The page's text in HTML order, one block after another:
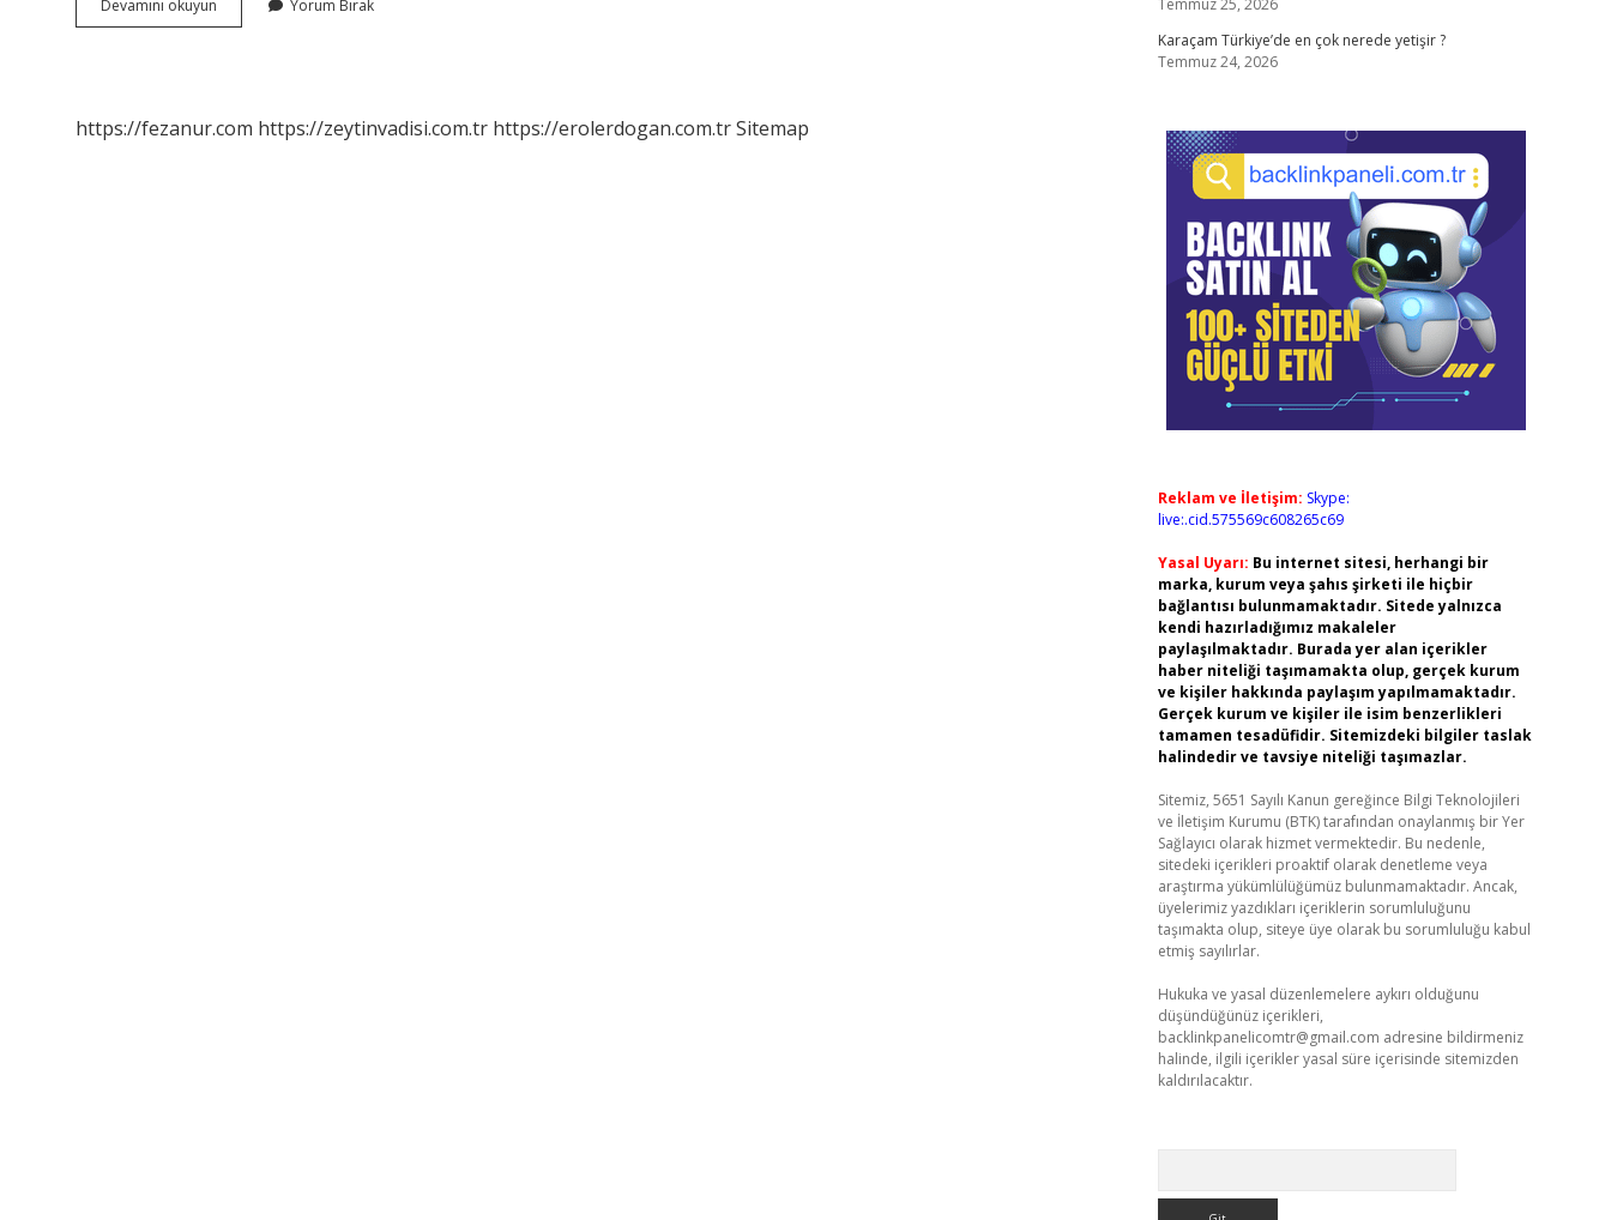
Devamını okuyun Cumhuriyetçilik
Ilkesinin
Yorum Bırak
https://fezanur.com https://zeytinvadisi.com.tr https://erolerdogan.com.trSitemap
Temmuz 25, 2026
Karaçam Türkiye’de en çok nerede yetişir ?
Temmuz 24, 2026
Reklam ve İletişim: Skype:
live:.cid.575569c608265c69
Yasal Uyarı: Bu internet sitesi, herhangi bir
marka, kurum veya şahıs şirketi ile hiçbir
bağlantısı bulunmamaktadır. Sitede yalnızca
kendi hazırladığımız makaleler
paylaşılmaktadır. Burada yer alan içerikler
haber niteliği taşımamakta olup, gerçek kurum
ve kişiler hakkında paylaşım yapılmamaktadır.
Gerçek kurum ve kişiler ile isim benzerlikleri
tamamen tesadüfidir. Sitemizdeki bilgiler taslak
halindedir ve tavsiye niteliği taşımazlar.
Sitemiz, 5651 Sayılı Kanun gereğince Bilgi Teknolojileri
ve İletişim Kurumu (BTK) tarafından onaylanmış bir Yer
Sağlayıcı olarak hizmet vermektedir. Bu nedenle,
sitedeki içerikleri proaktif olarak denetleme veya
araştırma yükümlülüğümüz bulunmamaktadır. Ancak,
üyelerimiz yazdıkları içeriklerin sorumluluğunu
taşımakta olup, siteye üye olarak bu sorumluluğu kabul
etmiş sayılırlar.
Hukuka ve yasal düzenlemelere aykırı olduğunu
düşündüğünüz içerikleri,
backlinkpanelicomtr@gmail.com adresine bildirmeniz
halinde, ilgili içerikler yasal süre içerisinde sitemizden
kaldırılacaktır.